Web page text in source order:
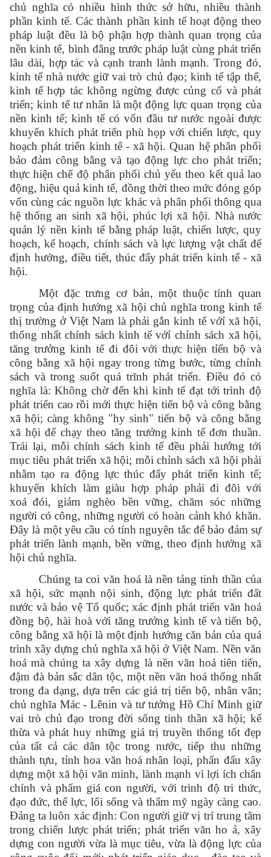
chủ nghĩa có nhiều hình thức sở hữu, nhiều thành
phần kinh tế. Các thành phần kinh tế hoạt động theo
pháp luật đều là bộ phận hợp thành quan trọng của
nền kinh tế, bình đẳng trước pháp luật cùng phát triển
lâu dài, hợp tác và cạnh tranh lành mạnh. Trong đó,
kinh tế nhà nước giữ vai trò chủ đạo; kinh tế tập thể,
kinh tế hợp tác không ngừng được củng cố và phát
triển; kinh tế tư nhân là một động lực quan trọng của
nền kinh tế; kinh tế có vốn đầu tư nước ngoài được
khuyến khích phát triển phù họp với chiến lược, quy
hoạch phát triển kinh tế - xã hội. Quan hệ phân phối
bảo đảm công bằng và tạo động lực cho phát triển;
thực hiện chế độ phân phối chủ yếu theo kết quả lao
động, hiệu quả kinh tế, đồng thời theo mức đóng góp
vốn cùng các nguồn lực khác và phân phối thông qua
hệ thống an sinh xã hội, phúc lợi xã hội. Nhà nước
quản lý nền kinh tế bằng pháp luật, chiến lược, quy
hoạch, kế hoạch, chính sách và lực lượng vật chất để
định hướng, điều tiết, thúc đẩy phát triển kinh tế - xã
hội.
Một đặc trưng cơ bản, một thuộc tính quan
trọng của định hướng xã hội chủ nghĩa trong kinh tế
thị trường ở Việt Nam là phải gắn kinh tế vớỉ xã hội,
thống nhất chính sách kình tế vớỉ chỉnh sách xã hội,
tăng trưởng kinh tế đi đôi với thực hiện tỉến bộ và
công bằng xã hội ngay trong từng bước, từng chỉnh
sách và trong suốt quá trĩnh phát triển. Điều đó có
nghĩa là: Không chờ đến khi kinh tế đạt tới trình độ
phát triển cao rồi mới thực hiện tiến bộ và công bằng
xã hội; càng không "hy sinh" tiến bộ và công bằng
xã hội để chạy theo tăng trưởng kinh tế đơn thuần.
Trái lại, mỗi chính sách kinh tế đều phải hưởng tới
mục tiêu phát triển xã hội; mỗi chỉnh sách xã hội phải
nhằm tạo ra động lực thúc đẩy phát triển kinh tế;
khuyến khích làm giàu hợp pháp phải đi đôi với
xoá đói, giảm nghèo bền vững, chăm sóc những
người có công, những người có hoàn cảnh khó khăn.
Đây là một yêu cầu có tính nguyên tắc để bảo đảm sự
phát triển lành mạnh, bền vững, theo định hướng xã
hội chủ nghĩa.
Chúng ta coi văn hoá là nền tảng tinh thần của
xã hội, sức mạnh nội sinh, động lực phát triển đất
nước và bảo vệ Tổ quốc; xác định phát triển văn hoá
đồng bộ, hài hoà với tăng trưởng kinh tế và tiến bộ,
công bằng xã hội là một định hướng căn bản của quá
trình xây dựng chủ nghĩa xã hội ở Việt Nam. Nền văn
hoá mà chúng ta xây dựng là nền văn hoá tiên tiến,
đậm đà bản sắc dân tộc, một nền văn hoá thống nhất
trong đa dạng, dựa trên các giá trị tiến bộ, nhân văn;
chủ nghĩa Mác - Lênin và tư tưởng Hồ Chí Minh giữ
vai trò chủ đạo trong đời sống tinh thần xã hội; kế
thừa và phát huy những giá trị truyền thống tốt đẹp
của tất cả các dân tộc trong nước, tiếp thu những
thành tựu, tỉnh hoa văn hoá nhân loại, phấn đấu xây
dựng một xã hội văn minh, lành mạnh vì lợi ích chân
chính và phẩm giá con người, với trình độ tri thức,
đạo đức, thể lực, lối sống và thẩm mỹ ngày càng cao.
Đảng ta luôn xác định: Con người giữ vị trí trung tâm
trong chiến lược phát triển; phát triển văn ho ả, xây
dựng con người vừa là mục tiêu, vừa là động lực của